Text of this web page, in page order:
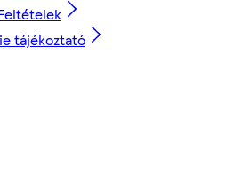
tájékoztató